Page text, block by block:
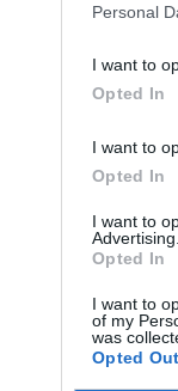
Personal
I want to
Opted In
I want to
Opted In
I want to
Advertising.
Opted In
I want to
of my
was
Opted Out